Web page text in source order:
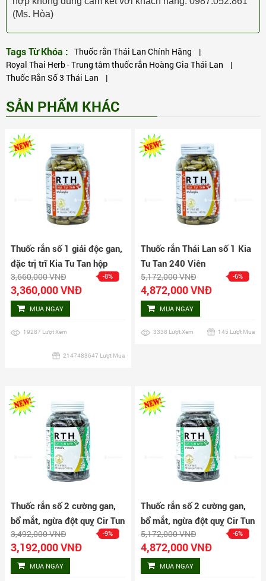
(Ms. Hòa)
Tags Từ Khóa : Thuốc rắn Thái Lan Chính Hãng |
Royal Thai Herb - Trung tâm thuốc rắn Hoàng Gia Thái Lan |
Thuốc Rắn Số 3 Thái Lan |
SẢN PHẨM KHÁC
Thuốc rắn số 1 giải độc gan,
đặc trị trĩ Kia Tu Tan hộp
160 viên
3,660,000 VNĐ -8%
3,360,000 VNĐ
MUA NGAY
19287 Lượt Xem
2147483647 Lượt Mua
Thuốc rắn Thái Lan số 1 Kia
Tu Tan 240 Viên
5,172,000 VNĐ -6%
4,872,000 VNĐ
MUA NGAY
3338 Lượt Xem 145 Lượt Mua
Thuốc rắn số 2 cường gan,
bổ mắt, ngừa đột quỵ Cir Tun
Wan 160 viên
3,492,000 VNĐ -9%
3,192,000 VNĐ
MUA NGAY
Thuốc rắn số 2 cường gan,
bổ mắt, ngừa đột quỵ Cir Tun
Wan 240 viên
5,172,000 VNĐ -6%
4,872,000 VNĐ
MUA NGAY